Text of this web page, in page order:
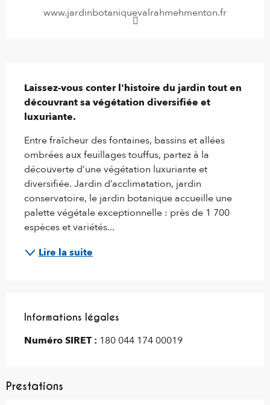
www.jardinbotaniquevalrahmehmenton.fr
Laissez-vous conter l'histoire du jardin tout en
découvrant sa végétation diversifiée et
luxuriante.
Entre fraîcheur des fontaines, bassins et allées
ombrées aux feuillages touffus, partez à la
découverte d’une végétation luxuriante et
diversifiée. Jardin d’acclimatation, jardin
conservatoire, le jardin botanique accueille une
palette végétale exceptionnelle : près de 1 700
espèces et variétés...
Lire la suite
Informations légales
Informations légales
Numéro SIRET : 180 044 174 00019
Prestations